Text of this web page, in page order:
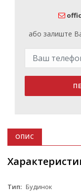
або залиште
ОПИС
Тип: Будинок